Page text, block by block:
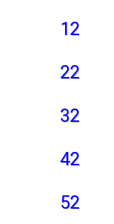
12
22
32
42
52